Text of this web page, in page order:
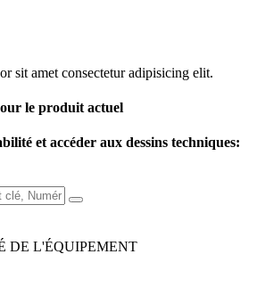
sit amet consectetur adipisicing elit.
le produit actuel
et accéder aux dessins techniques:
DE L'ÉQUIPEMENT